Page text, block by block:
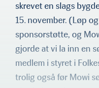
skrevet en slags
15. november. (Løp
sponsorstøtte, og
gjorde at vi la inn en
medlem i styret i
trolig også før Mowi